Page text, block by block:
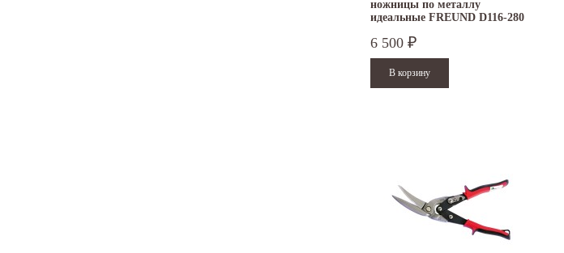
ножницы по металлу
идеальные FREUND D116-280
6 500 ₽